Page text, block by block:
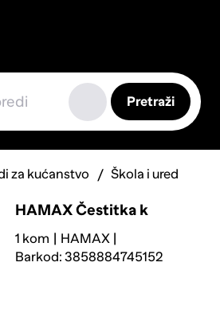
Pretraži
za kućanstvo Škola i ured
HAMAXČestitka k
1 kom
HAMAX
Barkod: 3858884745152